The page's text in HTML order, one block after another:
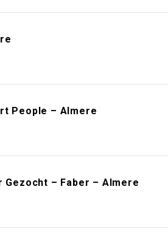
People – Almere
– Faber – Almere